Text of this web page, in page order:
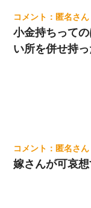
匿名
小金持ちって
い所を併せ持っ
匿名
嫁さんが可哀想